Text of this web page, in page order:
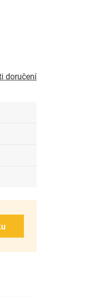
doručení